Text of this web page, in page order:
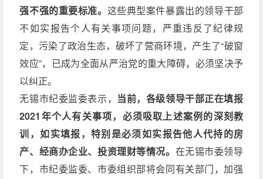
强不强的重要标准。 这些典型案件暴露出的领导干部
不如实报告个人有关事项问题，严重违反了纪律规
定，污染了政治生态，破坏了营商环境，产生了“破窗
效应”，已成为全面从严治党的重大障碍，必须坚决予
以纠正。
无锡市纪委监委表示， 当前，各级领导干部正在填报
2021年个人有关事项，必须吸取上述案例的深刻教
训，如实填报，特别是必须如实报告他人代持的房
产、经商办企业、投资理财等情况。 在无锡市委领导
下，市纪委监委、市委组织部将会同有关部门，加强